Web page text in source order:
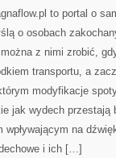
to portal o
o osobach
z nimi zrobić,
transportu, a
modyfikacje
jak wydech przestają
na
i ich […]